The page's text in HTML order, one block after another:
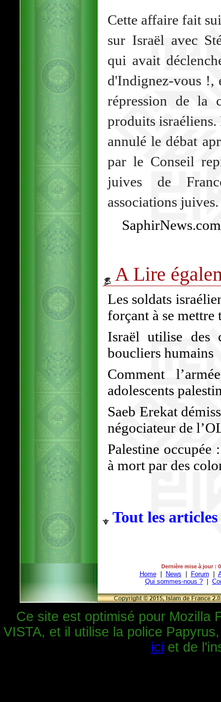
Cette affaire fait
sur Israël avec
qui avait
d'Indignez-vous !,
répression de la
produits
annulé le débat
par le Conseil
juives de
associations juives.
A Lire
Les soldats
forçant à se
Israël utilise des
boucliers humains
Comment
adolescents
Saeb Erekat
négociateur de
Palestine occupée
à mort par des
Tout les articles
Dernière mise à jour :
Home| News Forum
Qui sommes-nous ?
Ce site est optimisé pour Mozilla
VISTA, et il utilise la police
ici et de